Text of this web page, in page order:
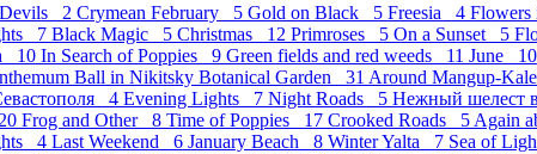
Devils 2 Crymean February 5 Gold on Black 5 Freesia 4 Flowers
7 Black Magic 5 Christmas 12 Primroses 5 On a Sunset 5
10 In Search of Poppies 9 Green fields and red weeds 11 June 10
Ball in Nikitsky Botanical Garden 31 Around Mangup-
4 Evening Lights 7 Night Roads 5 Нежный шелест
Frog and Other 8 Time of Poppies 17 Crooked Roads 5 Again
4 Last Weekend 6 January Beach 8 Winter Yalta 7 Sea of